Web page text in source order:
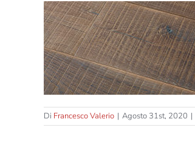
Di Francesco Valerio | Agosto 31st, 2020 |